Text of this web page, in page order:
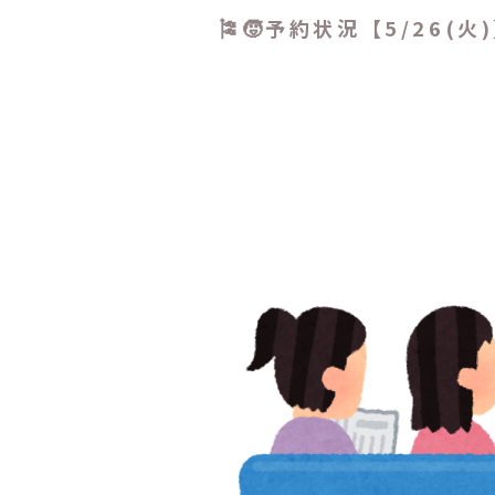
🎏🧒予約状況【5/26(火)